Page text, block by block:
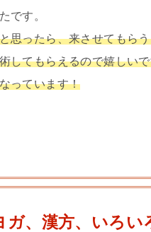
です。
思ったら、来させてもら
してもらえるので嬉しい
っています！
ガ、漢方、いろ